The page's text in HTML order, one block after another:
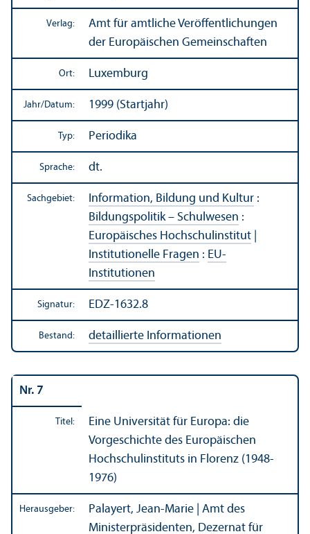
Verlag:
Amt für amtliche Veröffentlichungen
der Europäischen Gemeinschaften
Ort: Luxemburg
Jahr/Datum: 1999 (Startjahr)
Typ: Periodika
Sprache: dt.
Sachgebiet: Information, Bildung und Kultur :
Bildungs­politik – Schulwesen :
Europäisches Hochschul­institut
Institutionelle Fragen : EU-
Institutionen
Signatur: EDZ-1632.8
Bestand: detaillierte Informationen
Nr. 7
Titel:
Eine Universität für Europa: die
Vorgeschichte des Europäischen
Hochschul­instituts in Florenz (1948-
1976)
Herausgeber:
Palayert, Jean-Marie | Amt des
Ministerpräsidenten, Dezernat für